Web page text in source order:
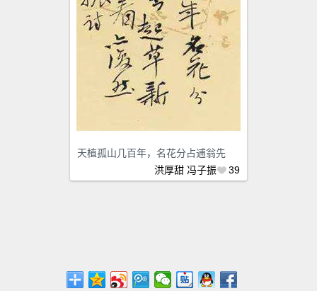
天植孤山几百年，名花分占逋翁先
洪厚甜 冯子振 39